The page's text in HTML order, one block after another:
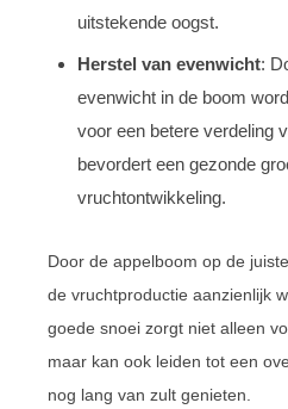
uitstekende oogst.
Herstel van evenwicht:
evenwicht in de boom
voor een betere verdeling
bevordert een gezonde
vruchtontwikkeling.
Door de appelboom op de
de vruchtproductie aanzienlijk
goede snoei zorgt niet alleen
maar kan ook leiden tot een
nog lang van zult genieten.